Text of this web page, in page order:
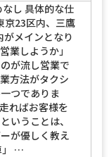
なし 具体的な仕
京23区内、三鷹
メインとなり
業しようか」
が流し営業で
方法がタクシ
つでありま
ればお客様を
いうことは、
が優しく教え
」 …